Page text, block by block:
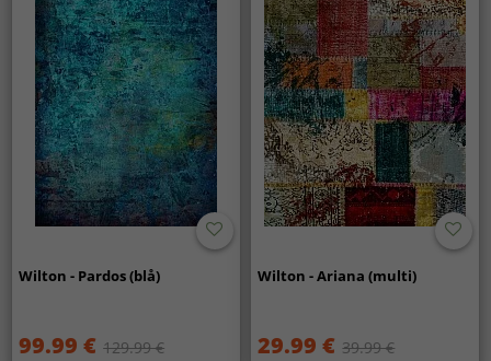
Wilton - Pardos (blå)
99.99 € 129.99 €
Wilton - Ariana (multi)
29.99 € 39.99 €